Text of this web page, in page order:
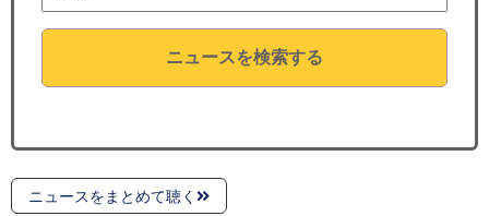
ニュースを検索する
ニュースをまとめて聴く